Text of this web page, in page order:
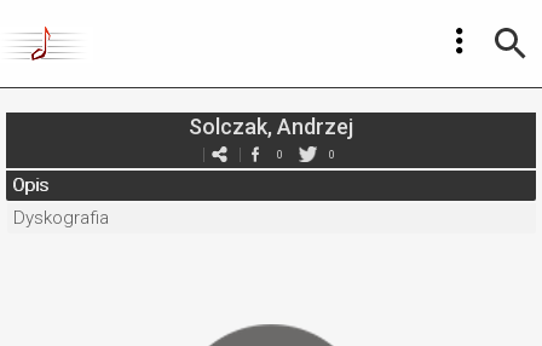
Solczak, Andrzej
0 0
Opis
Dyskografia